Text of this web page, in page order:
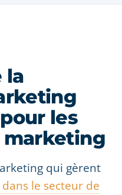
la
les
marketing
qui gèrent
le secteur de